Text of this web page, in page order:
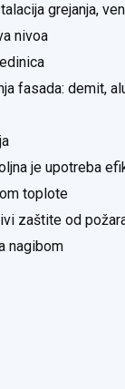
grejanja,
nivoa
fasada: demit,
je upotreba
toplote
zaštite od
nagibom